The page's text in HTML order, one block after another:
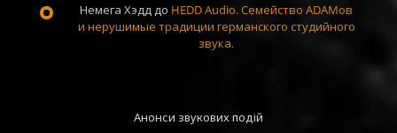
Немега Хэдддо HEDD Audio. Семейство ADAMов
и нерушимые традиции германского студийного
звука.
Анонси звукових подій